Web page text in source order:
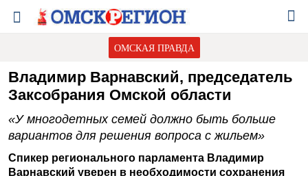
ОМСКАЯ ПРАВДА
Владимир Варнавский, председатель
Заксобрания Омской области
«У многодетных семей должно быть больше
вариантов для решения вопроса с жильем»
Спикер регионального парламента Владимир
Варнавский уверен в необходимости сохранения